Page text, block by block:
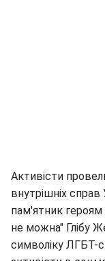
Активісти
внутрішніх справ
пам'ятник героям
не можна" Глібу
символіку ЛГБТ-